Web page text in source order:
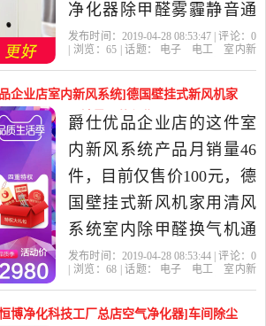
净化器除甲醛雾霾静音通
风换气室外安装是2019年
电工当中性价比很高的室
内新风系统，由北京发
货。
发布时间：2019-04-28 08:53:47 | 评论： 0
| 浏览：65 | 话题： 电子 电工
室内新
企业店室内新风系统]德国壁挂式新风机家
统室内除甲月销量46件仅售100元
爵仕优品企业店的这件室
内新风系统产品月销量46
件，目前仅售价100元，德
国壁挂式新风机家用清风
系统室内除甲醛换气机通
风机空气净化器是2019年
电工当中性价比很高的室
发布时间：2019-04-28 08:53:44 | 评论： 0
| 浏览：68 | 话题： 电子 电工
室内新
博净化科技工厂总店空气净化器]车间除尘